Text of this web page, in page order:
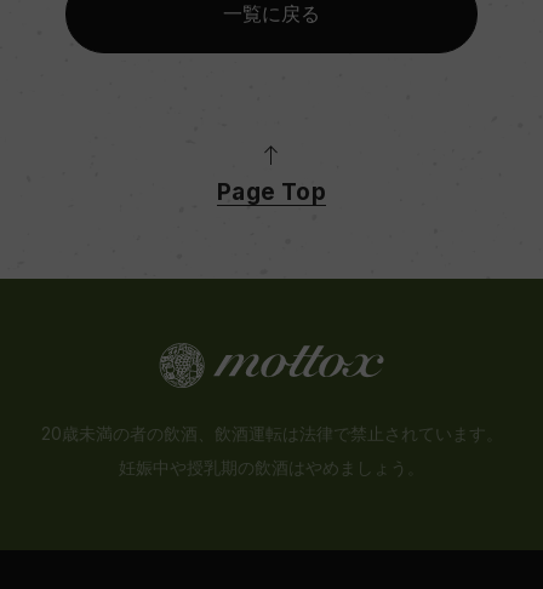
一覧に戻る
Page Top
20歳未満の者の飲酒、飲酒運転は法律で禁止されています。
妊娠中や授乳期の飲酒はやめましょう。